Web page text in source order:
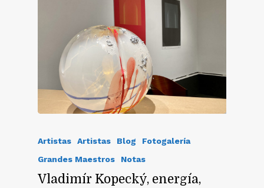
Artistas Artistas Blog
Fotogalería
Grandes Maestros
Notas
Vladimír Kopecký, energía,